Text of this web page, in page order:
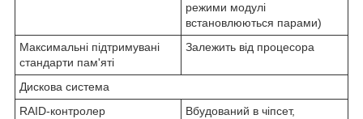
режими модулі
встановлюються парами)
Максимальні підтримувані
стандарти пам'яті
Залежить від процесора
Дискова система
RAID-контролер
Вбудований в чіпсет,